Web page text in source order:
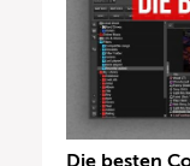
Die besten